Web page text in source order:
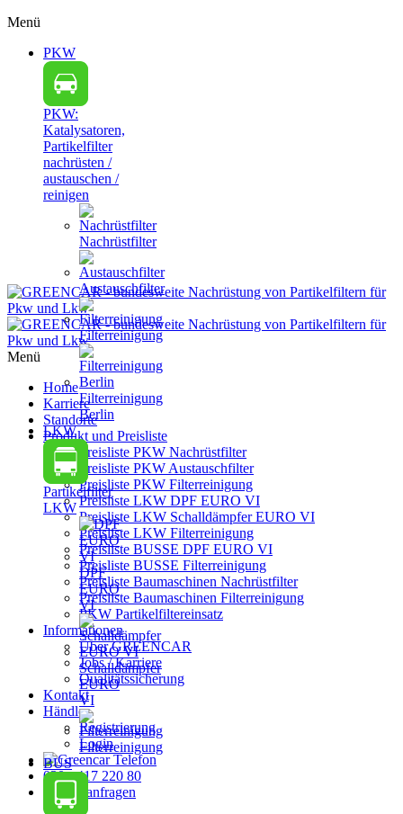
Menü
PKW
PKW:
Katalysatoren,
Partikelfilter
nachrüsten /
austauschen /
reinigen
Nachrüstfilter
Austauschfilter
Filterreinigung
Filterreinigung
Berlin
LKW
Partikelfilter
LKW
DPF
EURO
VI
Schalldämpfer
EURO
VI
Filterreinigung
BUS
Menü
Home
Karriere
Standorte
Produkt und Preisliste
Preisliste PKW Nachrüstfilter
Preisliste PKW Austauschfilter
Preisliste PKW Filterreinigung
Preisliste LKW DPF EURO VI
Preisliste LKW Schalldämpfer EURO VI
Preisliste LKW Filterreinigung
Preisliste BUSSE DPF EURO VI
Preisliste BUSSE Filterreinigung
Preisliste Baumaschinen Nachrüstfilter
Preisliste Baumaschinen Filterreinigung
PKW Partikelfiltereinsatz
Informationen
Über GREENCAR
Jobs / Karriere
Qualitätssicherung
Kontakt
Händler
Registrierung
Login
030 - 417 220 80